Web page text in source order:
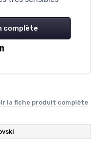
complète
la fiche produit complète